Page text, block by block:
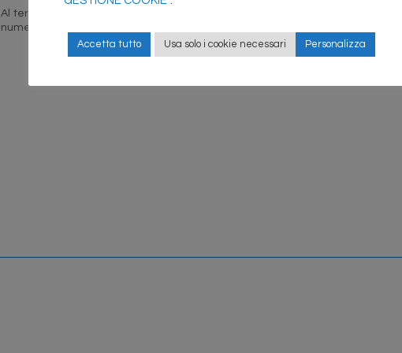
Al termine di questa procedura verrà applicata sulla macchina una nuova
numero di matricola della macchina, modello, costruttore e data di
Accetta tutto Usa solo i cookie necessari Personalizza